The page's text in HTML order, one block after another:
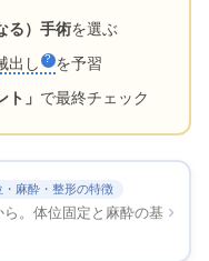
る）手術を選ぶ
出し
を予習
」 で最終チェック
・麻酔・整形の特徴
。体位固定と麻酔の基 ›